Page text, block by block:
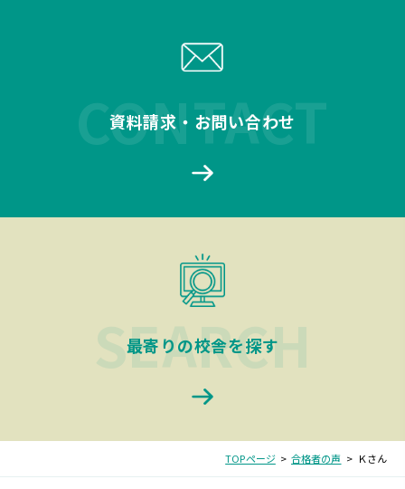
資料請求・お問い合わせ
最寄りの校舎を探す
TOPページ 合格者の声 Ｋさん